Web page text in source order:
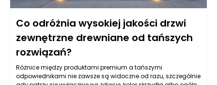
Co odróżnia wysokiej jakości drzwi
zewnętrzne drewniane od tańszych
rozwiązań?
Różnice między produktami premium a tańszymi
odpowiednikami nie zawsze są widoczne od razu, szczególnie